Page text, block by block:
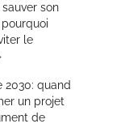
son
le
2030: quand
un projet
de